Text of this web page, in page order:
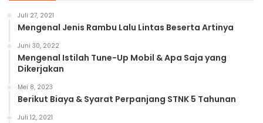
Juli 27, 2021
Mengenal Jenis Rambu Lalu Lintas Beserta Artinya
Juni 30, 2022
Mengenal Istilah Tune-Up Mobil & Apa Saja yang
Dikerjakan
Mei 8, 2023
Berikut Biaya & Syarat Perpanjang STNK 5 Tahunan
Juli 12, 2021